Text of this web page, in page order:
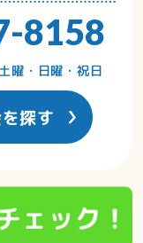
8158
・日曜・祝日
探す